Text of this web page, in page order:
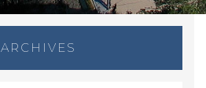
ARCHIVES